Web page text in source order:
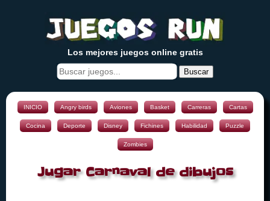
Los mejores juegos online gratis
Buscar
INICIO Angry birds Aviones Basket Carreras Cartas
Cocina Deporte Disney Fichines Habilidad Puzzle
Zombies
Jugar Carnaval de dibujos